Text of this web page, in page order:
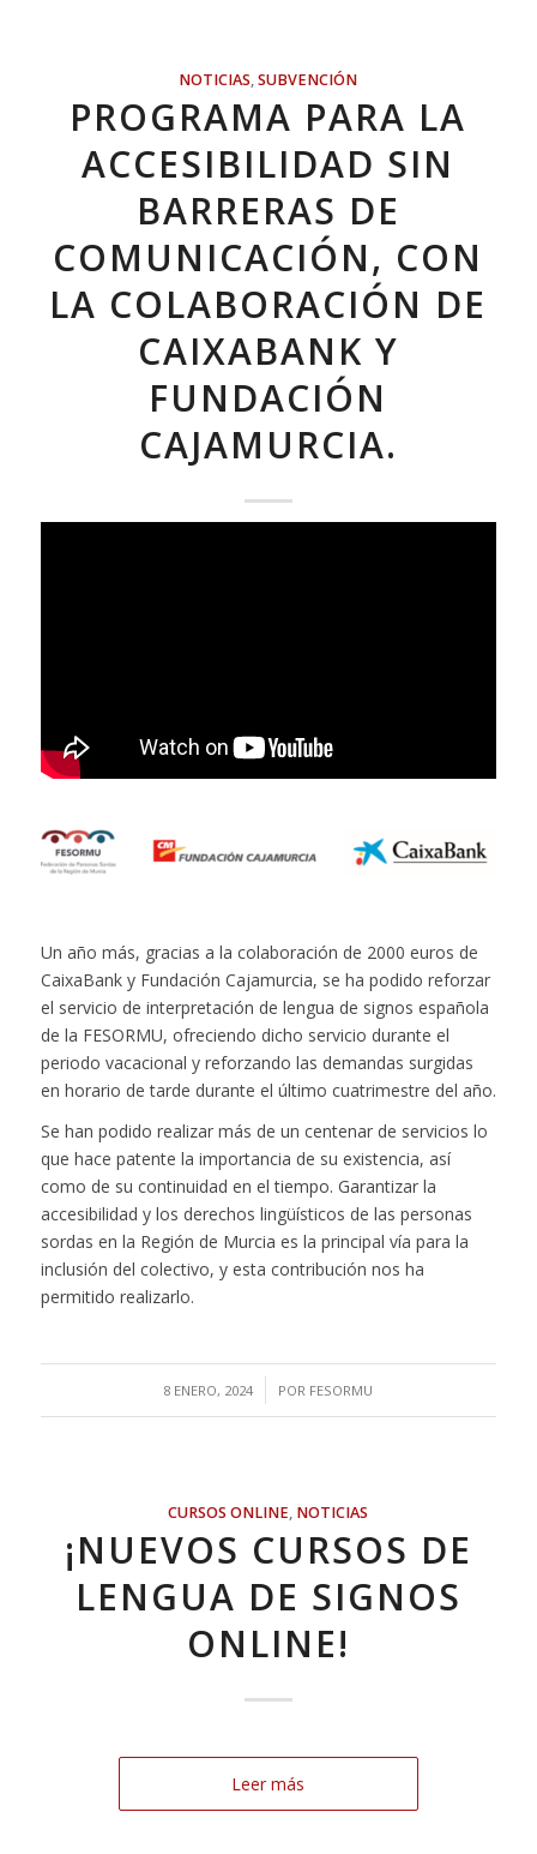
NOTICIAS,SUBVENCIÓN
PROGRAMA PARA LA
ACCESIBILIDAD SIN
BARRERAS DE
COMUNICACIÓN, CON
LA COLABORACIÓN DE
CAIXABANK Y
FUNDACIÓN
CAJAMURCIA.
Un año más, gracias a la colaboración de 2000 euros de
CaixaBank y Fundación Cajamurcia, se ha podido reforzar
el servicio de interpretación de lengua de signos española
de la FESORMU, ofreciendo dicho servicio durante el
periodo vacacional y reforzando las demandas surgidas
en horario de tarde durante el último cuatrimestre del año.
Se han podido realizar más de un centenar de servicios lo
que hace patente la importancia de su existencia, así
como de su continuidad en el tiempo. Garantizar la
accesibilidad y los derechos lingüísticos de las personas
sordas en la Región de Murcia es la principal vía para la
inclusión del colectivo, y esta contribución nos ha
permitido realizarlo.
8 ENERO, 2024
/ POR FESORMU
CURSOS ONLINE, NOTICIAS
¡NUEVOS CURSOS DE
LENGUA DE SIGNOS
ONLINE!
Leer más